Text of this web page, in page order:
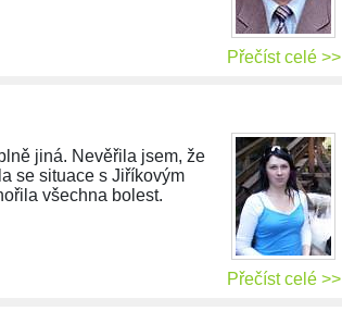
Přečíst celé >>
jiná. Nevěřila jsem, že
se situace s Jiříkovým
všechna bolest.
Přečíst celé >>